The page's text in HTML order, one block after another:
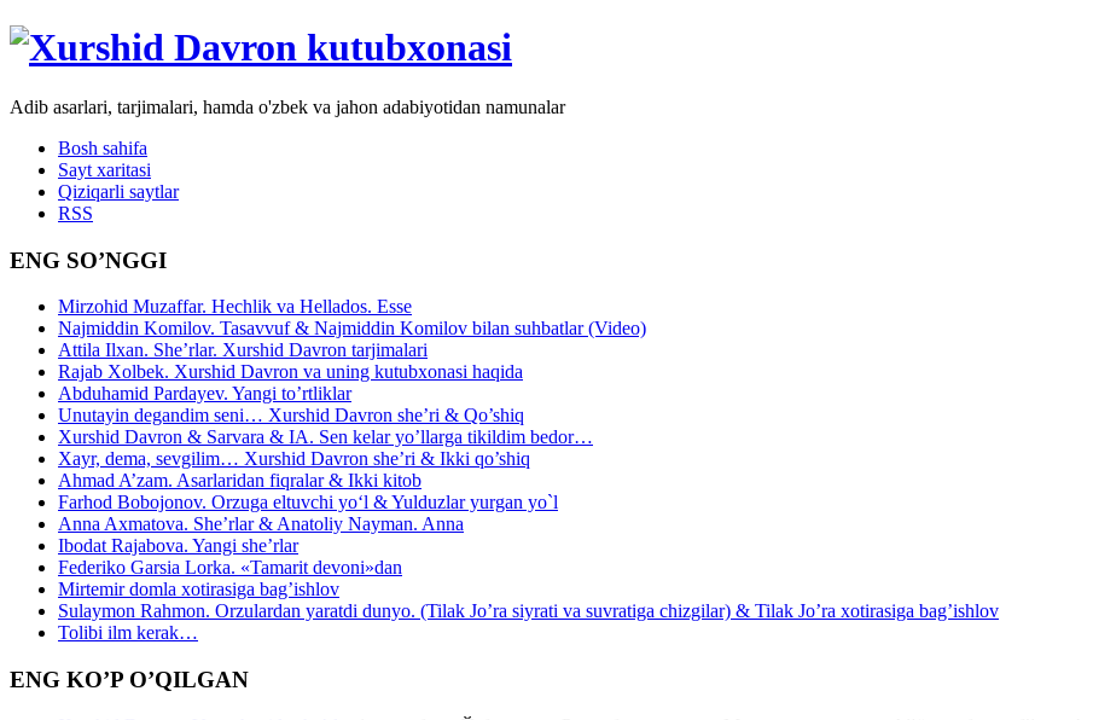
Adib asarlari, tarjimalari, hamda o'zbek va jahon adabiyotidan namunalar
Bosh sahifa
Sayt xaritasi
Qiziqarli saytlar
RSS
ENG SO’NGGI
Mirzohid Muzaffar. Hechlik va Hellados. Esse
Najmiddin Komilov. Tasavvuf & Najmiddin Komilov bilan suhbatlar (Video)
Attila Ilxan. She’rlar. Xurshid Davron tarjimalari
Rajab Xolbek. Xurshid Davron va uning kutubxonasi haqida
Abduhamid Pardayev. Yangi to’rtliklar
Unutayin degandim seni… Xurshid Davron she’ri & Qo’shiq
Xurshid Davron & Sarvara & IA. Sen kelar yo’llarga tikildim bedor…
Xayr, dema, sevgilim… Xurshid Davron she’ri & Ikki qo’shiq
Ahmad A’zam. Asarlaridan fiqralar & Ikki kitob
Farhod Bobojonov. Orzuga eltuvchi yo‘l & Yulduzlar yurgan yo`l
Anna Axmatova. She’rlar & Anatoliy Nayman. Anna
Ibodat Rajabova. Yangi she’rlar
Federiko Garsia Lorka. «Tamarit devoni»dan
Mirtemir domla xotirasiga bag’ishlov
Sulaymon Rahmon. Orzulardan yaratdi dunyo. (Tilak Jo’ra siyrati va suvratiga chizgilar) & Tilak Jo’ra xotirasiga bag’ishlov
Tolibi ilm kerak…
ENG KO’P O’QILGAN